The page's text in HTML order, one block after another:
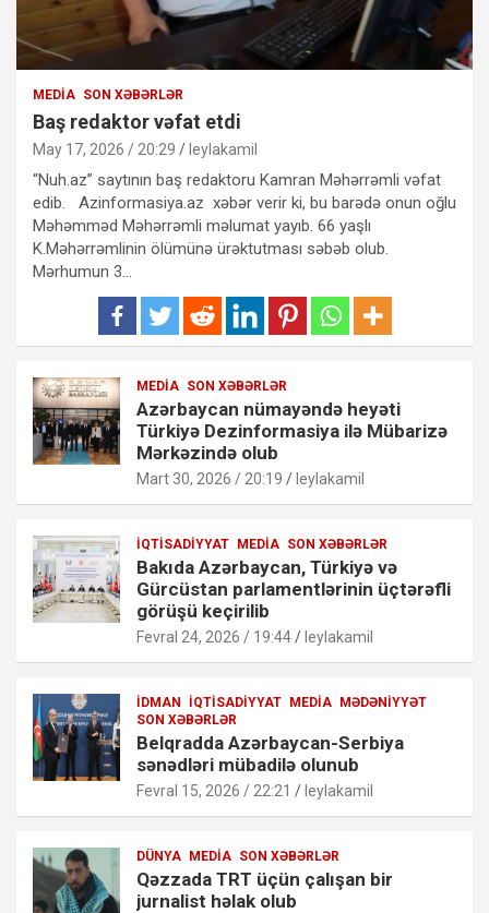
MEDIA SON XƏBƏRLƏR
Baş redaktor vəfat etdi
May 17, 2026 / 20:29 leylakamil
“Nuh.az” saytının baş redaktoru Kamran Məhərrəmli vəfat
edib. Azinformasiya.az xəbər verir ki, bu barədə onun oğlu
Məhəmməd Məhərrəmli məlumat yayıb. 66 yaşlı
K.Məhərrəmlinin ölümünə ürəktutması səbəb olub.
Mərhumun 3…
MEDIA SON XƏBƏRLƏR
Azərbaycan nümayəndə heyəti
Türkiyə Dezinformasiya ilə Mübarizə
Mərkəzində olub
Mart 30, 2026 / 20:19 leylakamil
İQTISADIYYAT MEDIA SON XƏBƏRLƏR
Bakıda Azərbaycan, Türkiyə və
Gürcüstan parlamentlərinin üçtərəfli
görüşü keçirilib
Fevral 24, 2026 / 19:44 leylakamil
İDMAN İQTISADIYYAT MEDIA MƏDƏNIYYƏT
SON XƏBƏRLƏR
Belqradda Azərbaycan-Serbiya
sənədləri mübadilə olunub
Fevral 15, 2026 / 22:21 leylakamil
DÜNYA MEDIA SON XƏBƏRLƏR
Qəzzada TRT üçün çalışan bir
jurnalist həlak olub